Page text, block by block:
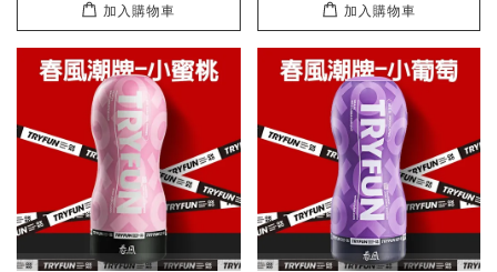
加入購物車 加入購物車